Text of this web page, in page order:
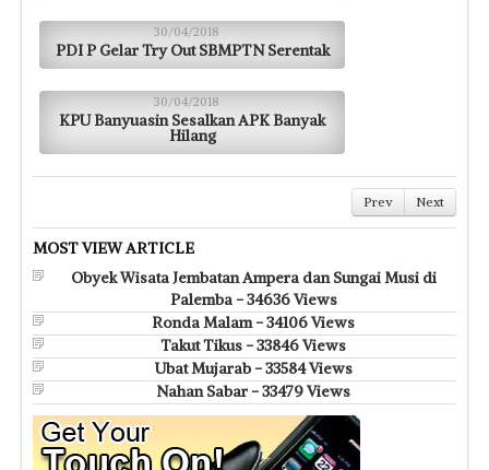
30/04/2018
PDI P Gelar Try Out SBMPTN Serentak
30/04/2018
KPU Banyuasin Sesalkan APK Banyak
Hilang
Prev Next
MOST VIEW ARTICLE
Obyek Wisata Jembatan Ampera dan Sungai Musi di
Palemba - 34636 Views
Ronda Malam - 34106 Views
Takut Tikus - 33846 Views
Ubat Mujarab - 33584 Views
Nahan Sabar - 33479 Views